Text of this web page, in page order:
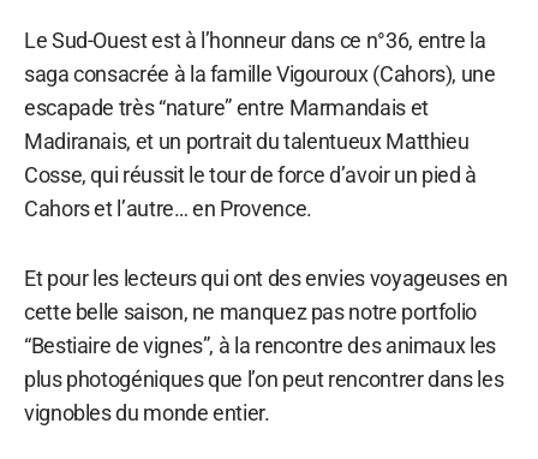
Le Sud-Ouest est à l’honneur dans ce n°36, entre la
saga consacrée à la famille Vigouroux (Cahors), une
escapade très “nature” entre Marmandais et
Madiranais, et un portrait du talentueux Matthieu
Cosse, qui réussit le tour de force d’avoir un pied à
Cahors et l’autre… en Provence.
Et pour les lecteurs qui ont des envies voyageuses en
cette belle saison, ne manquez pas notre portfolio
“Bestiaire de vignes”, à la rencontre des animaux les
plus photogéniques que l’on peut rencontrer dans les
vignobles du monde entier.